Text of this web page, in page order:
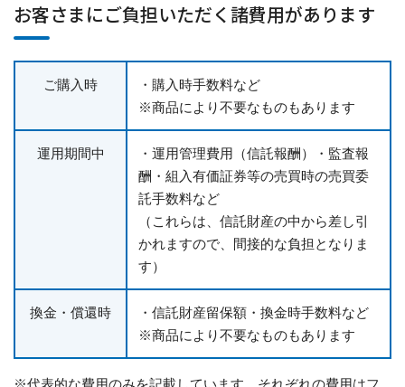
お客さまにご負担いただく諸費用があります
ご購入時
・購入時手数料など
※商品により不要なものもあります
運用期間中
・運用管理費用（信託報酬）・監査報
酬・組入有価証券等の売買時の売買委
託手数料など
（これらは、信託財産の中から差し引
かれますので、間接的な負担となりま
す）
換金・償還時
・信託財産留保額・換金時手数料など
※商品により不要なものもあります
※代表的な費用のみを記載しています。それぞれの費用はフ